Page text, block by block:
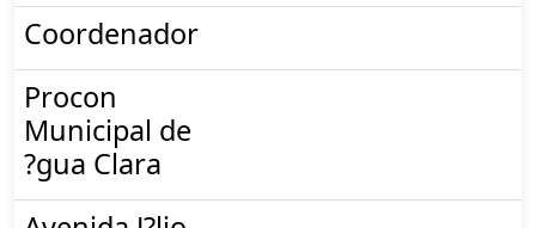
Coordenador
Procon
Municipal de
?gua Clara